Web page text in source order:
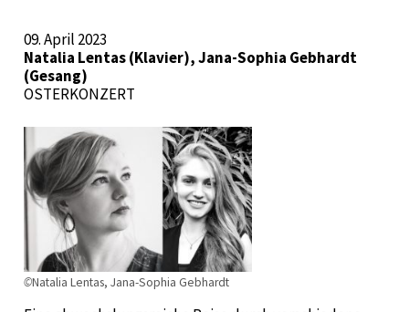
09. April 2023
Natalia Lentas (Klavier), Jana-Sophia Gebhardt
(Gesang)
OSTERKONZERT
©Natalia Lentas, Jana-Sophia Gebhardt